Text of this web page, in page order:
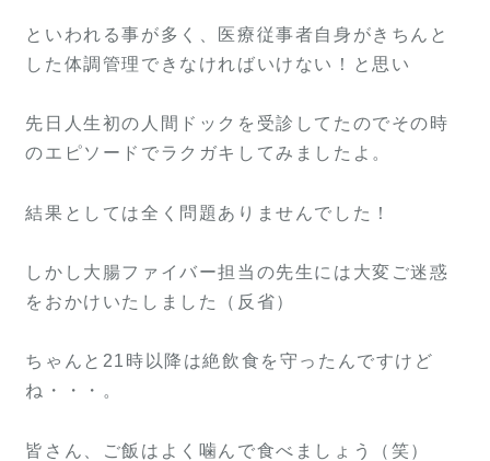
といわれる事が多く、医療従事者自身がきちんと
した体調管理できなければいけない！と思い
先日人生初の人間ドックを受診してたのでその時
のエピソードでラクガキしてみましたよ。
結果としては全く問題ありませんでした！
しかし大腸ファイバー担当の先生には大変ご迷惑
をおかけいたしました（反省）
ちゃんと21時以降は絶飲食を守ったんですけど
ね・・・。
皆さん、ご飯はよく噛んで食べましょう（笑）